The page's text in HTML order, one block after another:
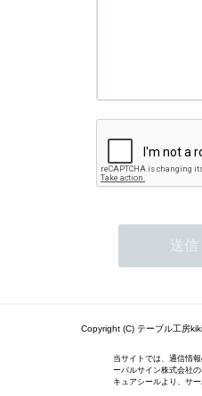
Copyright (C) テーブル工房
当サイトでは、通信情
ーバルサイン株式会社
キュアシールより、サ